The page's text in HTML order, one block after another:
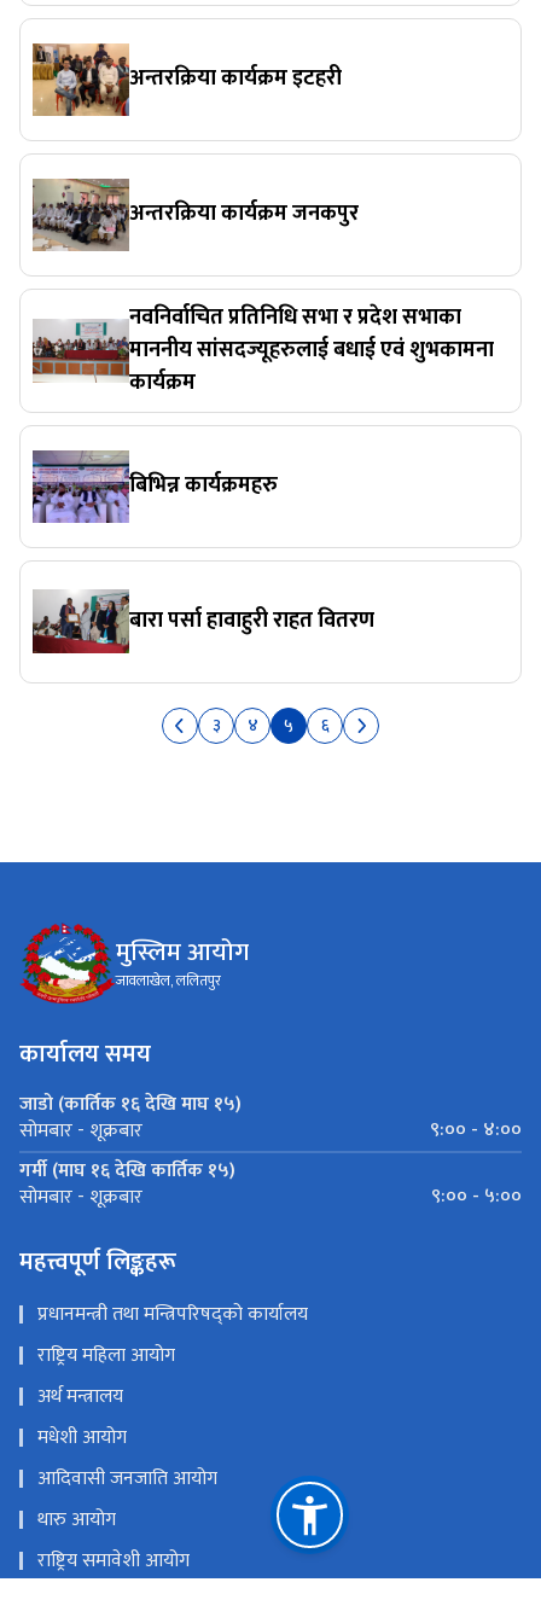
अन्तरक्रिया कार्यक्रम इटहरी
अन्तरक्रिया कार्यक्रम जनकपुर
नवनिर्वाचित प्रतिनिधि सभा र प्रदेश सभाका
माननीय सांसदज्यूहरुलाई बधाई एवं शुभकामना
कार्यक्रम
बिभिन्न कार्यक्रमहरु
बारा पर्सा हावाहुरी राहत वितरण
३ ४ ५ ६
मुस्लिम आयोग
जावलाखेल, ललितपुर
कार्यालय समय
जाडो (कार्तिक १६ देखि माघ १५)
सोमबार - शूक्रबार
९:०० - ४:००
गर्मी (माघ १६ देखि कार्तिक १५)
सोमबार - शूक्रबार ९:०० - ५:००
महत्त्वपूर्ण लिङ्कहरू
प्रधानमन्त्री तथा मन्त्रिपरिषद्को कार्यालय
राष्ट्रिय महिला आयोग
अर्थ मन्त्रालय
मधेशी आयोग
आदिवासी जनजाति आयोग
थारु आयोग
राष्ट्रिय समावेशी आयोग